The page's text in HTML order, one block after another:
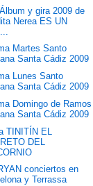
y gira 2009 de
Nerea ES UN
Martes Santo
Santa Cádiz 2009
Lunes Santo
Santa Cádiz 2009
Domingo de Ramos
Santa Cádiz 2009
TINITÍN EL
DEL
conciertos en
y Terrassa